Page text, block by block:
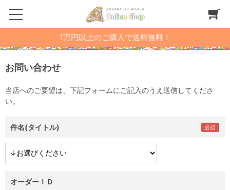
1万円以上のご購入で送料無料！
お問い合わせ
当店へのご要望は、下記フォームにご記入のうえ送信してくださ
い。
件名(タイトル)
オーダーＩＤ